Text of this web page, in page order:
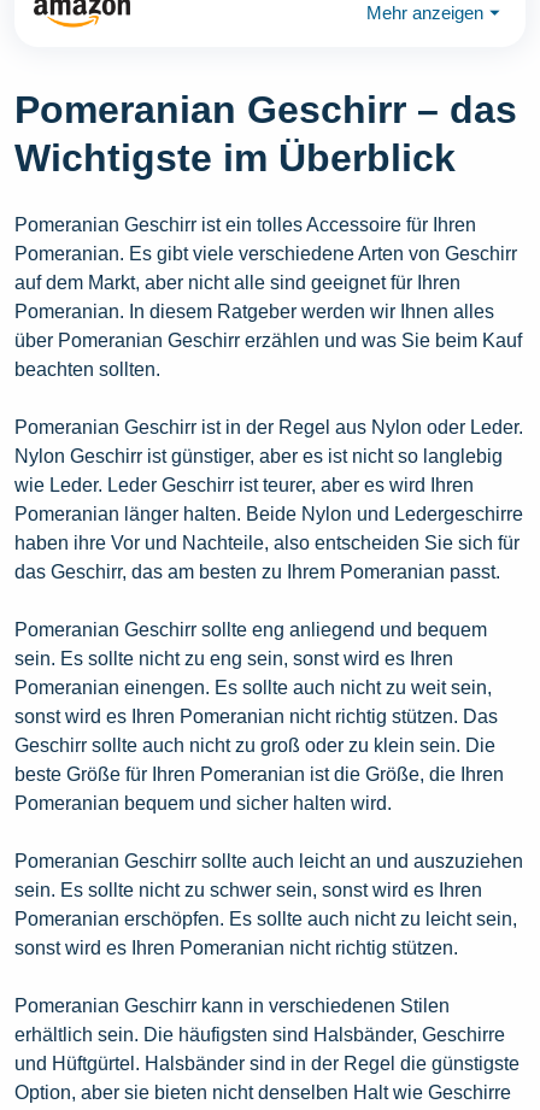
Mehr anzeigen ⏷
Pomeranian Geschirr – das
Wichtigste im Überblick
Pomeranian Geschirr ist ein tolles Accessoire für Ihren
Pomeranian. Es gibt viele verschiedene Arten von Geschirr
auf dem Markt, aber nicht alle sind geeignet für Ihren
Pomeranian. In diesem Ratgeber werden wir Ihnen alles
über Pomeranian Geschirr erzählen und was Sie beim Kauf
beachten sollten.
Pomeranian Geschirr ist in der Regel aus Nylon oder Leder.
Nylon Geschirr ist günstiger, aber es ist nicht so langlebig
wie Leder. Leder Geschirr ist teurer, aber es wird Ihren
Pomeranian länger halten. Beide Nylon und Ledergeschirre
haben ihre Vor und Nachteile, also entscheiden Sie sich für
das Geschirr, das am besten zu Ihrem Pomeranian passt.
Pomeranian Geschirr sollte eng anliegend und bequem
sein. Es sollte nicht zu eng sein, sonst wird es Ihren
Pomeranian einengen. Es sollte auch nicht zu weit sein,
sonst wird es Ihren Pomeranian nicht richtig stützen. Das
Geschirr sollte auch nicht zu groß oder zu klein sein. Die
beste Größe für Ihren Pomeranian ist die Größe, die Ihren
Pomeranian bequem und sicher halten wird.
Pomeranian Geschirr sollte auch leicht an und auszuziehen
sein. Es sollte nicht zu schwer sein, sonst wird es Ihren
Pomeranian erschöpfen. Es sollte auch nicht zu leicht sein,
sonst wird es Ihren Pomeranian nicht richtig stützen.
Pomeranian Geschirr kann in verschiedenen Stilen
erhältlich sein. Die häufigsten sind Halsbänder, Geschirre
und Hüftgürtel. Halsbänder sind in der Regel die günstigste
Option, aber sie bieten nicht denselben Halt wie Geschirre